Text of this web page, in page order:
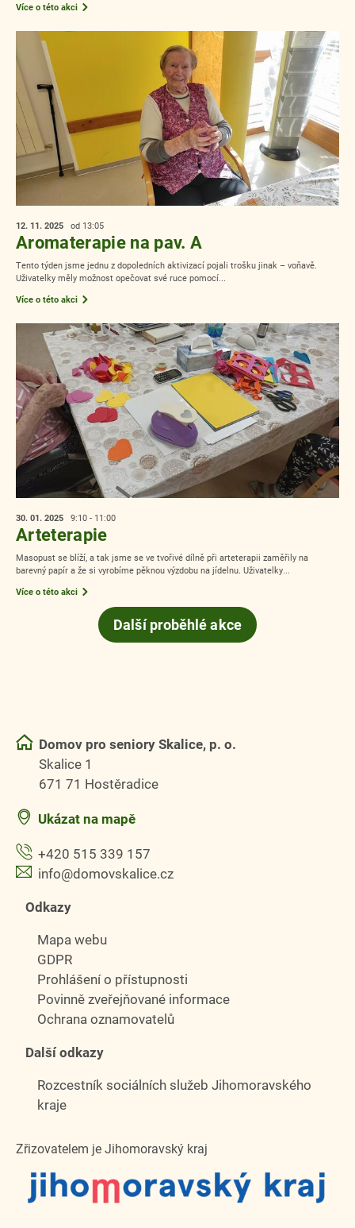
Více o této akci
12. 11. 2025 od 13:05
Aromaterapie na pav. A
Tento týden jsme jednu z dopoledních aktivizací pojali trošku jinak – voňavě.
Uživatelky měly možnost opečovat své ruce pomocí...
Více o této akci
30. 01. 2025 9:10 - 11:00
Arteterapie
Masopust se blíží, a tak jsme se ve tvořivé dílně při arteterapii zaměřily na
barevný papír a že si vyrobíme pěknou výzdobu na jídelnu. Uživatelky...
Více o této akci
Další proběhlé akce
Domov pro seniory Skalice, p. o.
Skalice 1
671 71 Hostěradice
Ukázat na mapě
+420 515 339 157
info@domovskalice.cz
Odkazy
Mapa webu
GDPR
Prohlášení o přístupnosti
Povinně zveřejňované informace
Ochrana oznamovatelů
Další odkazy
Rozcestník sociálních služeb Jihomoravského
kraje
Zřizovatelem je Jihomoravský kraj